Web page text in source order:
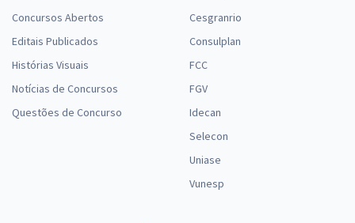
Concursos Abertos
Editais Publicados
Histórias Visuais
Notícias de Concursos
Questões de Concurso
Cesgranrio
Consulplan
FCC
FGV
Idecan
Selecon
Uniase
Vunesp